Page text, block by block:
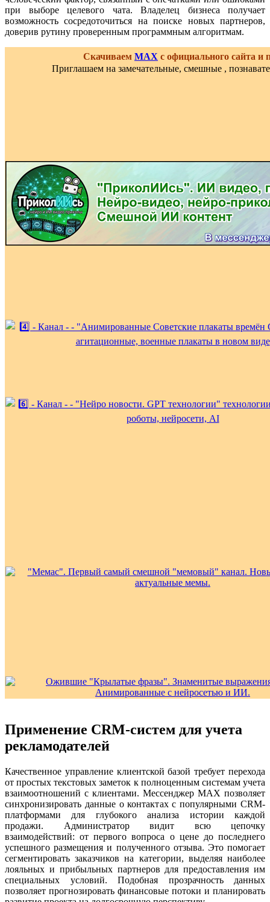
при выборе целевого чата. Владелец бизнеса получает
возможность сосредоточиться на поиске новых партнеров,
доверив рутину проверенным программным алгоритмам.
Скачиваем MAX с официального сайта
Приглашаем на замечательные, смешные ,
Применение CRM-систем для учета
рекламодателей
Качественное управление клиентской базой требует перехода
от простых текстовых заметок к полноценным системам учета
взаимоотношений с клиентами. Мессенджер MAX позволяет
синхронизировать данные о контактах с популярными CRM-
платформами для глубокого анализа истории каждой
продажи. Администратор видит всю цепочку
взаимодействий: от первого вопроса о цене до последнего
успешного размещения и полученного отзыва. Это помогает
сегментировать заказчиков на категории, выделяя наиболее
лояльных и прибыльных партнеров для предоставления им
специальных условий. Подобная прозрачность данных
позволяет прогнозировать финансовые потоки и планировать